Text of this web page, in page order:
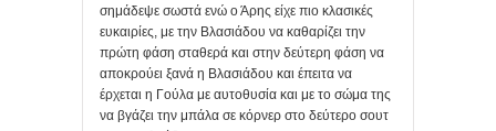
σημάδεψε σωστά ενώ ο Άρης είχε πιο κλασικές
ευκαιρίες, με την Βλασιάδου να καθαρίζει την
πρώτη φάση σταθερά και στην δεύτερη φάση να
αποκρούει ξανά η Βλασιάδου και έπειτα να
έρχεται η Γούλα με αυτοθυσία και με το σώμα της
να βγάζει την μπάλα σε κόρνερ στο δεύτερο σουτ